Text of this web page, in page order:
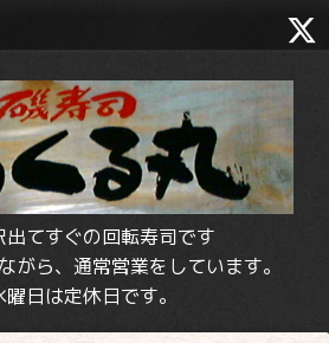
出てすぐの回転寿司です
がら、通常営業をしています。
日は定休日です。